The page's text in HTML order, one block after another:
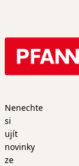
Nenechte
si
ujít
novinky
ze